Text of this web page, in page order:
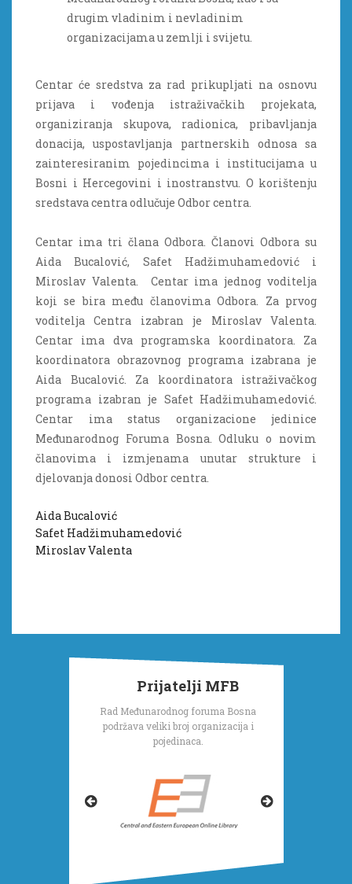
drugim vladinim i nevladinim
organizacijama u zemlji i svijetu.
Centar će sredstva za rad prikupljati na osnovu
prijava i vođenja istraživačkih projekata,
organiziranja skupova, radionica, pribavljanja
donacija, uspostavljanja partnerskih odnosa sa
zainteresiranim pojedincima i institucijama u
Bosni i Hercegovini i inostranstvu. O korištenju
sredstava centra odlučuje Odbor centra.
Centar ima tri člana Odbora. Članovi Odbora su
Aida Bucalović, Safet Hadžimuhamedović i
Miroslav Valenta. Centar ima jednog voditelja
koji se bira među članovima Odbora. Za prvog
voditelja Centra izabran je Miroslav Valenta.
Centar ima dva programska koordinatora. Za
koordinatora obrazovnog programa izabrana je
Aida Bucalović. Za koordinatora istraživačkog
programa izabran je Safet Hadžimuhamedović.
Centar ima status organizacione jedinice
Međunarodnog Foruma Bosna. Odluku o novim
članovima i izmjenama unutar strukture i
djelovanja donosi Odbor centra.
Aida Bucalović
Safet Hadžimuhamedović
Miroslav Valenta
Prijatelji MFB
Rad Međunarodnog foruma Bosna
podržava veliki broj organizacija i
pojedinaca.